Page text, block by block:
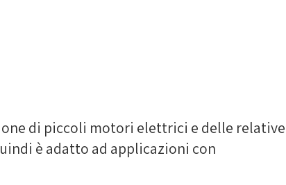
di piccoli motori elettrici e delle relative
è adatto ad applicazioni con